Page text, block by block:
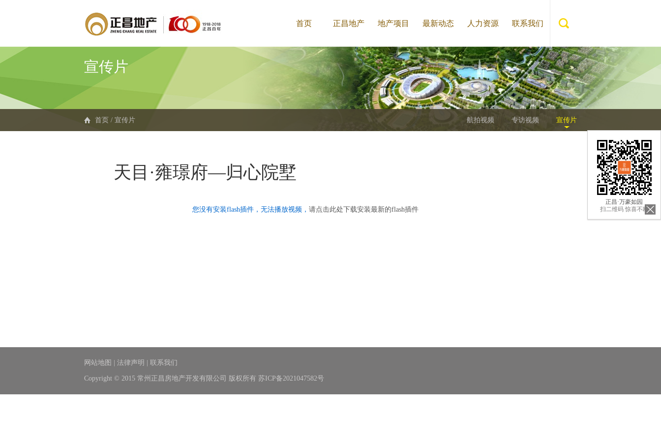
首页 正昌地产 地产项目 最新动态 人力资源 联系我们
宣传片
首页 / 宣传片 航拍视频 专访视频 宣传片
天目·雍璟府—归心院墅
您没有安装flash插件，无法播放视频， 请点击此处下载安装最新的flash插件
网站地图 法律声明 联系我们
Copyright © 2015 常州正昌房地产开发有限公司 版权所有 苏ICP备2021047582号
正昌·万豪如园
扫二维码 惊喜不断